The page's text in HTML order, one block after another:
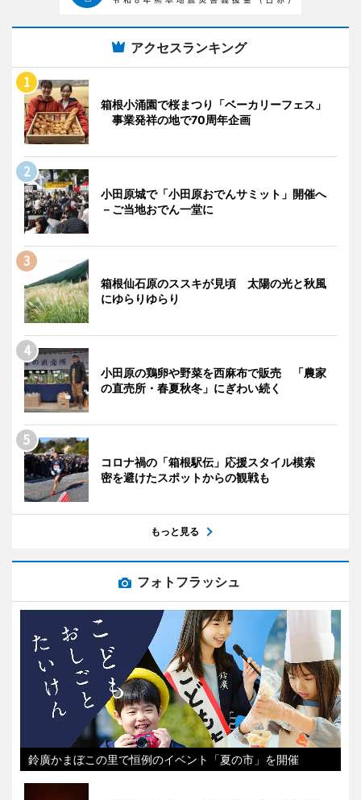
アクセスランキング
箱根小涌園で桜まつり「ベーカリーフェス」
事業発祥の地で70周年企画
小田原城で「小田原おでんサミット」開催へ
－ご当地おでん一堂に
箱根仙石原のススキが見頃 太陽の光と秋風
にゆらりゆらり
小田原の鶏卵や野菜を西麻布で販売 「農家
の直売所・春夏秋冬」にぎわい続く
コロナ禍の「箱根駅伝」応援スタイル模索
密を避けたスポットからの観戦も
もっと見る
フォトフラッシュ
鈴廣かまぼこの里で恒例のイベント「夏の市」を開催